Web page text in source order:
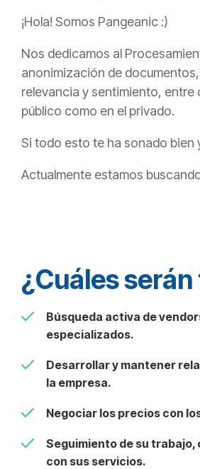
¡Hola! Somos Pangeanic :)
Nos dedicamos al
anonimización de
relevancia y sentimiento,
público como en el privado.
Si todo esto te ha sonado bien
Actualmente estamos
¿Cuáles
Búsqueda activa de
especializados.
Desarrollar y mantener
la empresa.
Negociar los precios con
Seguimiento de su
con sus servicios.